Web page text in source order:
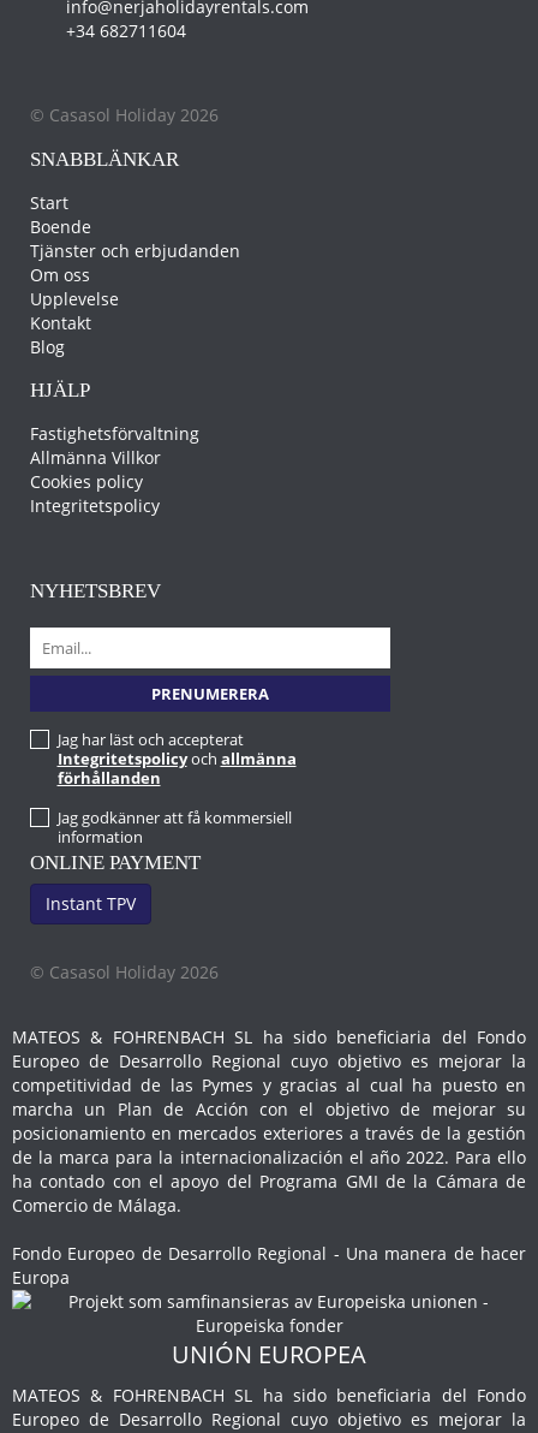
info@nerjaholidayrentals.com
+34 682711604
© Casasol Holiday 2026
SNABBLÄNKAR
Start
Boende
Tjänster och erbjudanden
Om oss
Upplevelse
Kontakt
Blog
HJÄLP
Fastighetsförvaltning
Allmänna Villkor
Cookies policy
Integritetspolicy
NYHETSBREV
Jag har läst och accepterat
Integritetspolicyoch allmänna
förhållanden
Jag godkänner att få kommersiell
information
ONLINE PAYMENT
Instant TPV
© Casasol Holiday 2026
MATEOS & FOHRENBACH SL ha sido beneficiaria del Fondo
Europeo de Desarrollo Regional cuyo objetivo es mejorar la
competitividad de las Pymes y gracias al cual ha puesto en
marcha un Plan de Acción con el objetivo de mejorar su
posicionamiento en mercados exteriores a través de la gestión
de la marca para la internacionalización el año 2022. Para ello
ha contado con el apoyo del Programa GMI de la Cámara de
Comercio de Málaga.
Fondo Europeo de Desarrollo Regional - Una manera de hacer
Europa
UNIÓN EUROPEA
MATEOS & FOHRENBACH SL ha sido beneficiaria del Fondo
Europeo de Desarrollo Regional cuyo objetivo es mejorar la